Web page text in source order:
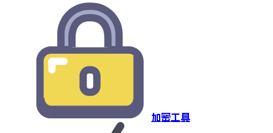
加密工具